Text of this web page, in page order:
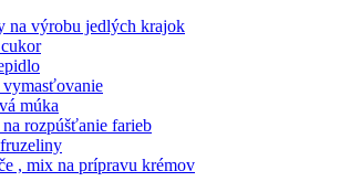
na výrobu jedlých krajok
vymasťovanie
múka
rozpúšťanie farieb
, mix na prípravu krémov